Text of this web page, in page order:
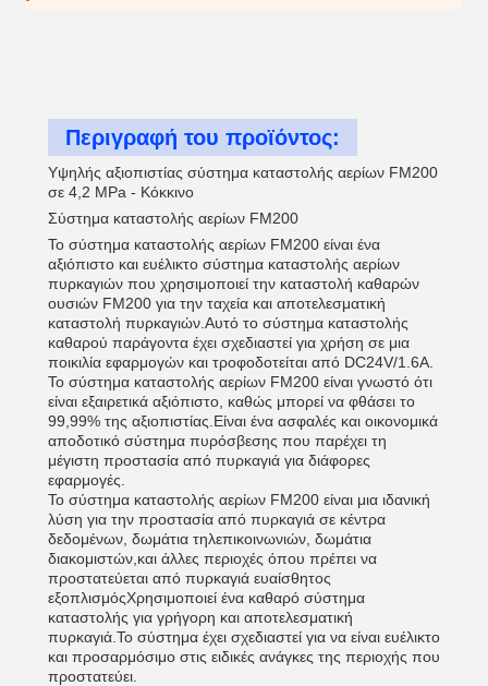
Περιγραφή του προϊόντος:
Υψηλής αξιοπιστίας σύστημα καταστολής αερίων FM200
σε 4,2 MPa - Κόκκινο
Σύστημα καταστολής αερίων FM200
Το σύστημα καταστολής αερίων FM200 είναι ένα
αξιόπιστο και ευέλικτο σύστημα καταστολής αερίων
πυρκαγιών που χρησιμοποιεί την καταστολή καθαρών
ουσιών FM200 για την ταχεία και αποτελεσματική
καταστολή πυρκαγιών.Αυτό το σύστημα καταστολής
καθαρού παράγοντα έχει σχεδιαστεί για χρήση σε μια
ποικιλία εφαρμογών και τροφοδοτείται από DC24V/1.6Α.
Το σύστημα καταστολής αερίων FM200 είναι γνωστό ότι
είναι εξαιρετικά αξιόπιστο, καθώς μπορεί να φθάσει το
99,99% της αξιοπιστίας.Είναι ένα ασφαλές και οικονομικά
αποδοτικό σύστημα πυρόσβεσης που παρέχει τη
μέγιστη προστασία από πυρκαγιά για διάφορες
εφαρμογές.
Το σύστημα καταστολής αερίων FM200 είναι μια ιδανική
λύση για την προστασία από πυρκαγιά σε κέντρα
δεδομένων, δωμάτια τηλεπικοινωνιών, δωμάτια
διακομιστών,και άλλες περιοχές όπου πρέπει να
προστατεύεται από πυρκαγιά ευαίσθητος
εξοπλισμόςΧρησιμοποιεί ένα καθαρό σύστημα
καταστολής για γρήγορη και αποτελεσματική
πυρκαγιά.Το σύστημα έχει σχεδιαστεί για να είναι ευέλικτο
και προσαρμόσιμο στις ειδικές ανάγκες της περιοχής που
προστατεύει.